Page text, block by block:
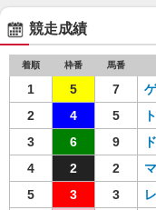
競走成績
着順 枠番 馬番
1 5 7
2
4 5
3
6 9
4
2 2
5
3 3